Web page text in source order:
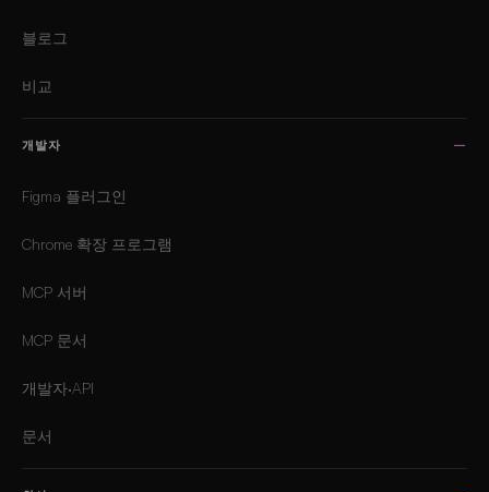
블로그
비교
개발자
Figma 플러그인
Chrome 확장 프로그램
MCP 서버
MCP 문서
개발자·API
문서